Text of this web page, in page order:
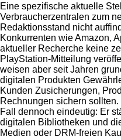
Eine spezifische aktuelle
Verbraucherzentralen zum
Redaktionsstand nicht
Konkurrenten wie Amazon,
aktueller Recherche keine
PlayStation-Mitteilung
weisen aber seit Jahren
digitalen Produkten
Kunden Zusicherungen,
Rechnungen sichern
Fall dennoch eindeutig: Er
digitalen Bibliotheken und
Medien oder DRM-freien